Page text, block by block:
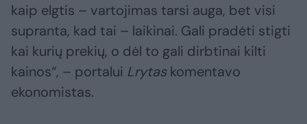
kaip elgtis – vartojimas tarsi auga, bet visi
supranta, kad tai – laikinai. Gali pradėti stigti
kai kurių prekių, o dėl to gali dirbtinai kilti
kainos“, – portalui Lrytaskomentavo
ekonomistas.